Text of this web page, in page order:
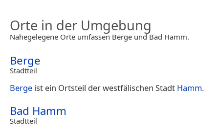
Orte in der Umgebung
Nahegelegene Orte umfassen Berge und Bad Hamm.
Berge
Stadtteil
Berge ist ein Ortsteil der westfälischen Stadt Hamm.
Bad Hamm
Stadtteil